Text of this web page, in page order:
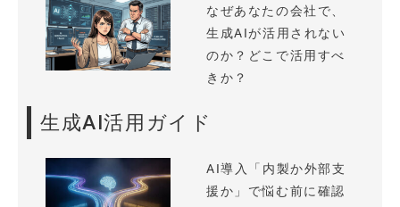
なぜあなたの会社で、
生成AIが活用されない
のか？どこで活用すべ
きか？
生成AI活用ガイド
AI導入「内製か外部支
援か」で悩む前に確認